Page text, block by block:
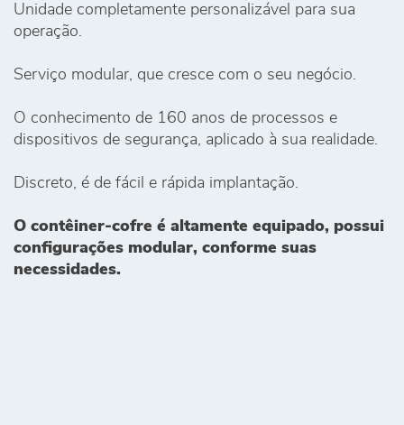
Unidade completamente personalizável para sua
operação.
Serviço modular, que cresce com o seu negócio.
O conhecimento de 160 anos de processos e
dispositivos de segurança, aplicado à sua realidade.
Discreto, é de fácil e rápida implantação.
O contêiner-cofre é altamente equipado, possui
configurações modular, conforme suas
necessidades.